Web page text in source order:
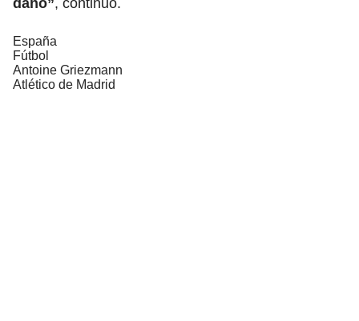
España
Fútbol
Antoine Griezmann
Atlético de Madrid